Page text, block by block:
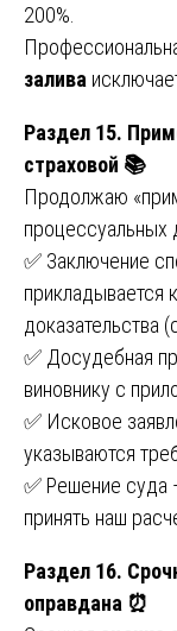
200%.
залива
Раздел 15.
страховой 📚
Продолжаю
процессуальных
✅ Заключение
прикладывается
доказательства
✅ Досудебная
виновнику с
✅ Исковое
указываются
✅ Решение суда
принять наш
Раздел 16.
оправдана ⏰